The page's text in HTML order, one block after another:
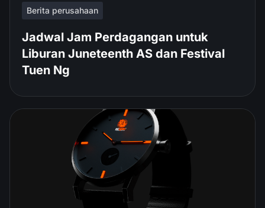
Berita perusahaan
Jadwal Jam Perdagangan untuk
Liburan Juneteenth AS dan Festival
Tuen Ng